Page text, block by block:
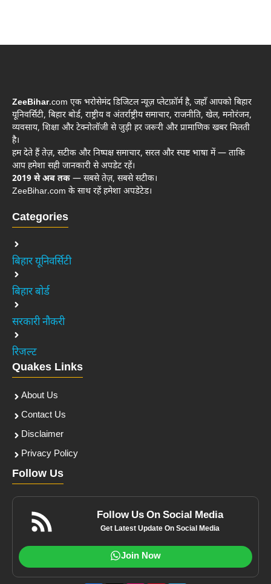
ZeeBihar.com एक भरोसेमंद डिजिटल न्यूज़ प्लेटफ़ॉर्म है, जहाँ आपको बिहार
यूनिवर्सिटी, बिहार बोर्ड, राष्ट्रीय व अंतर्राष्ट्रीय समाचार, राजनीति, खेल, मनोरंजन,
व्यवसाय, शिक्षा और टेक्नोलॉजी से जुड़ी हर जरूरी और प्रामाणिक खबर मिलती
है।
हम देते हैं तेज़, सटीक और निष्पक्ष समाचार, सरल और स्पष्ट भाषा में — ताकि
आप हमेशा सही जानकारी से अपडेट रहें।
2019 से अब तक — सबसे तेज़, सबसे सटीक।
ZeeBihar.com के साथ रहें हमेशा अपडेटेड।
Categories
बिहार यूनिवर्सिटी
बिहार बोर्ड
सरकारी नौकरी
रिजल्ट
Quakes Links
About Us
Contact Us
Disclaimer
Privacy Policy
Follow Us
Follow Us On Social Media
Get Latest Update On Social Media
Join Now